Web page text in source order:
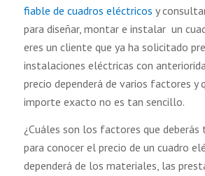
fiable de cuadros eléctricos y
para diseñar, montar e instalar un
eres un cliente que ya ha solicitado
instalaciones eléctricas con
precio dependerá de varios factores y
importe exacto no es tan sencillo.
¿Cuáles son los factores que deberás
para conocer el precio de un cuadro
dependerá de los materiales, las